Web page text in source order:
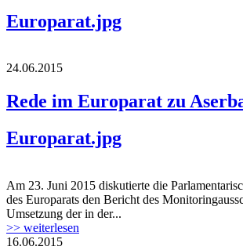
Europarat.jpg
24.06.2015
Rede im Europarat zu
Europarat.jpg
Am 23. Juni 2015 diskutierte die
des Europarats den Bericht des
Umsetzung der in der...
>> weiterlesen
16.06.2015